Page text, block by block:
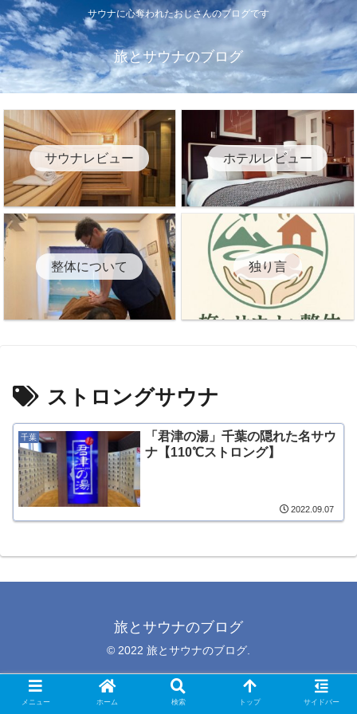
サウナに心奪われたおじさんのブログです
旅とサウナのブログ
サウナレビュー ホテルレビュー
整体について 独り言
ストロングサウナ
千葉
「君津の湯」千葉の隠れた名サウ
ナ【110℃ストロング】
2022.09.07
旅とサウナのブログ
© 2022 旅とサウナのブログ.
メニュー ホーム 検索 トップ サイドバー